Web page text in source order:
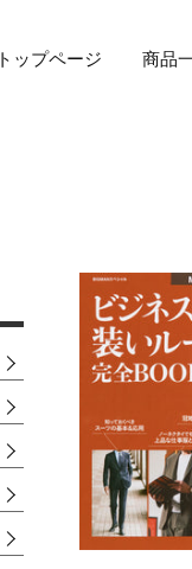
トップページ 商品